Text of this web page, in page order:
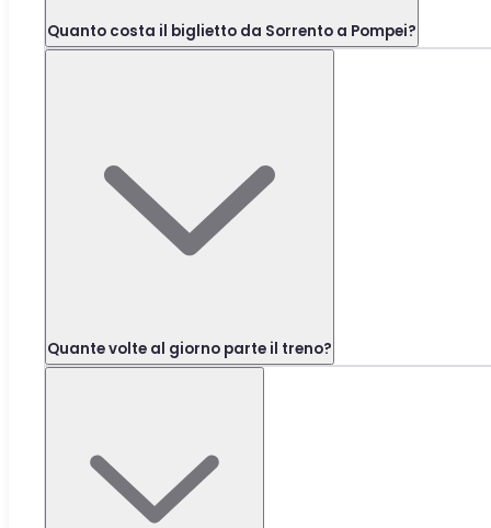
Quanto costa il biglietto da Sorrento a Pompei?
Quante volte al giorno parte il treno?